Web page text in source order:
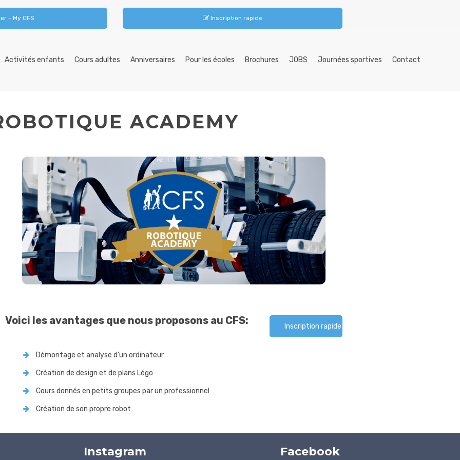
- My CFS Inscription rapide
Activités enfants Cours adultes Anniversaires Pour les écoles Brochures JOBS Journées sportives Contact
ACADEMY
Voici les avantages que nous proposons au CFS: Inscription rapide
Démontage et analyse d'un ordinateur
Création de design et de plans Légo
Cours donnés en petits groupes par un professionnel
Création de son propre robot
Instagram Facebook